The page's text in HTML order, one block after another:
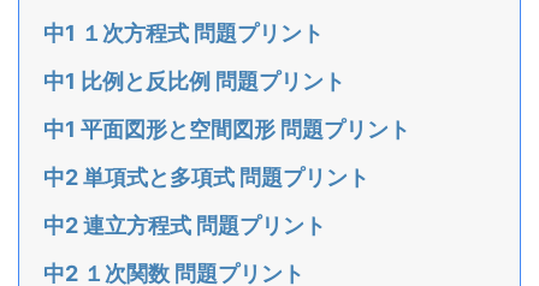
中1 １次方程式 問題プリント
中1 比例と反比例 問題プリント
中1 平面図形と空間図形 問題プリント
中2 単項式と多項式 問題プリント
中2 連立方程式 問題プリント
中2 １次関数 問題プリント